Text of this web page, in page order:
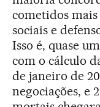
cometidos mais
sociais e
Isso é, quase
com o cálculo
de janeiro de
negociações, e